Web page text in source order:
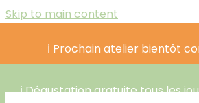
Skip to main content
ℹ️ Prochain atelier bientôt
ℹ️ Dégustation gratuite tous les